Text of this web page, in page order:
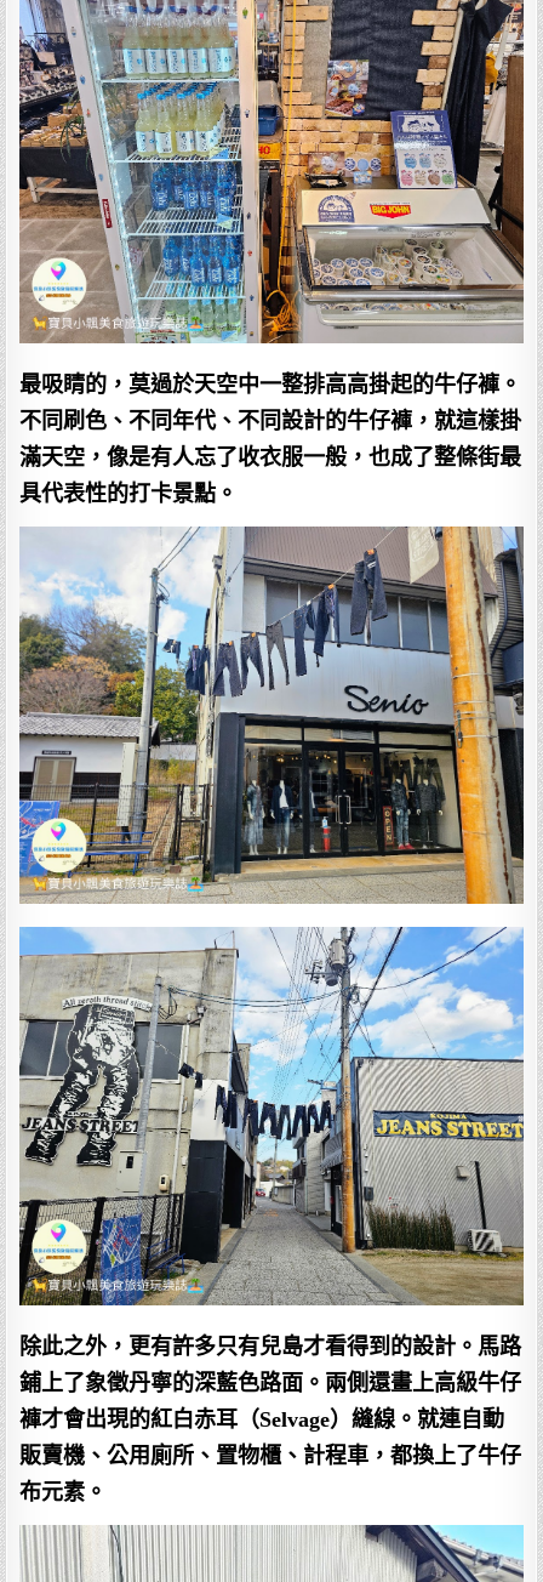
最吸睛的，莫過於天空中一整排高高掛起的牛仔褲。
不同刷色、不同年代、不同設計的牛仔褲，就這樣掛
滿天空，像是有人忘了收衣服一般，也成了整條街最
具代表性的打卡景點。
除此之外，更有許多只有兒島才看得到的設計。馬路
鋪上了象徵丹寧的深藍色路面。兩側還畫上高級牛仔
褲才會出現的紅白赤耳（Selvage）縫線。就連自動
販賣機、公用廁所、置物櫃、計程車，都換上了牛仔
布元素。